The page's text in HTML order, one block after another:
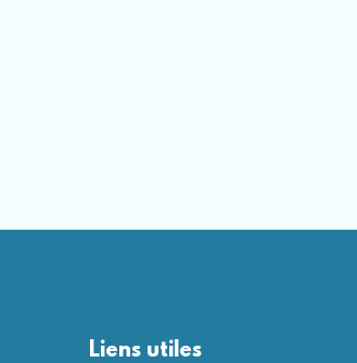
Liens utiles